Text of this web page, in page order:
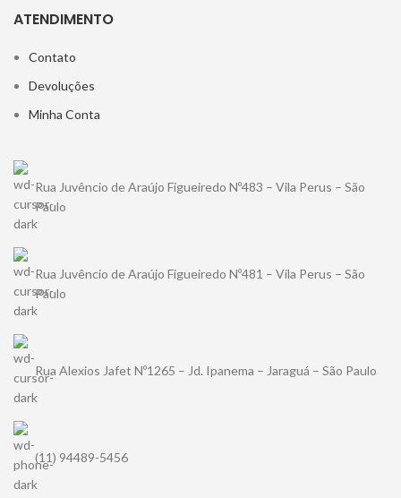
ATENDIMENTO
Contato
Devoluções
Minha Conta
Rua Juvêncio de Araújo Figueiredo Nº483 – Vila Perus – São
Paulo
Rua Juvêncio de Araújo Figueiredo Nº481 – Vila Perus – São
Paulo
Rua Alexios Jafet Nº1265 – Jd. Ipanema – Jaraguá – São Paulo
(11) 94489-5456